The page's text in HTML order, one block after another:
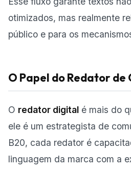
otimizados, mas realmente
público e para os
O Papel do Redator de
O redator digital é mais do
ele é um estrategista de
B20, cada redator é
linguagem da marca com a